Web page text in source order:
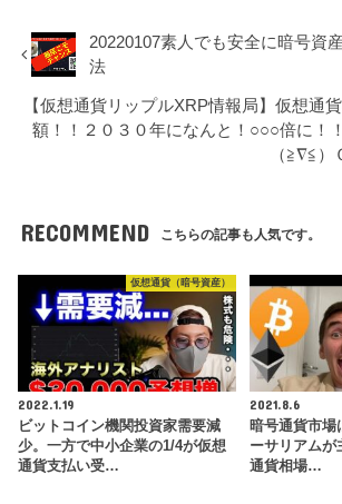
20220107素人でも安全に暗号資
法
【仮想通貨リップルXRP情報局】仮想通
額！！２０３０年になんと！○○○倍に！
（≧∇≦
RECOMMEND こちらの記事も人気です。
仮想通貨（暗号資産）
2022.1.19
ビットコイン機関投資家需要減
少。一方で中小企業の1/4が仮想
通貨支払い受…
2021.8.6
暗号通貨市場
ーサリアムが
通貨相場…